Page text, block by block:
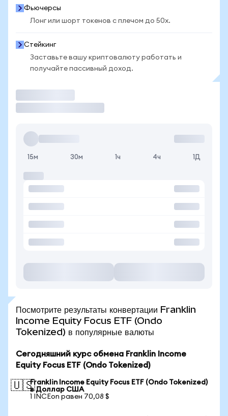
Фьючерсы
Лонг или шорт токенов с плечом до 50x.
Стейкинг
Заставьте вашу криптовалюту работать и
получайте пассивный доход.
15м 30м 1ч 4ч 1Д
Посмотрите результаты конвертации Franklin
Income Equity Focus ETF (Ondo
Tokenized) в популярные валюты
Сегодняшний курс обмена Franklin Income
Equity Focus ETF (Ondo Tokenized)
🇺🇸Franklin Income Equity Focus ETF (Ondo Tokenized)
в Доллар США
1 INCEon равен 70,08 $